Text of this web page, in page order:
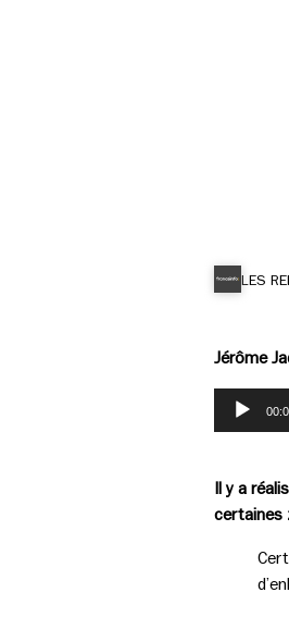
LES
Jérôme
Lecteur
Il y a
certaines